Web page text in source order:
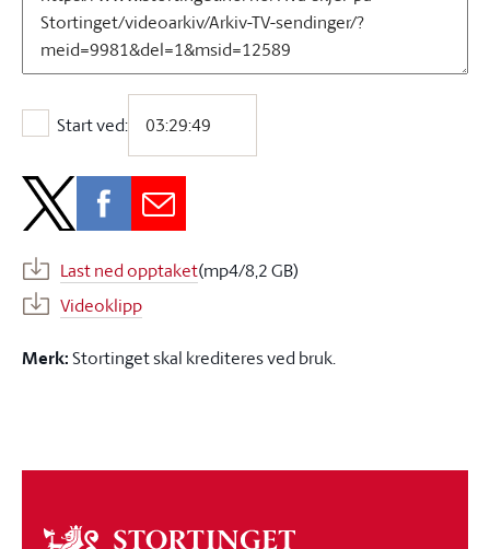
Start ved:
Start ved:
Last ned opptaket(mp4/8,2 GB)
Videoklipp
Merk:Stortinget skal krediteres ved bruk.
Om